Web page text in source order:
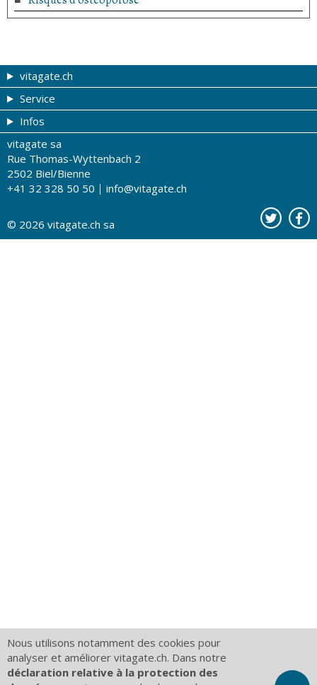
vitagate.ch
Forme et beauté
Thèmes de A à Z
Thérapies
La santé sur les ondes
Tests de santé
Service
Coupons
Tribune du droguiste
Recherche de drogueries
Drogueries partenaires
Contact
Infos
Impressum
Conditions d'utilisation
A notre sujet
Publicité sur vitagate.ch
vitagate sa
Rue Thomas-Wyttenbach 2
2502 Biel/Bienne
+41 32 328 50 50
info@vitagate.ch
© 2026 vitagate.ch sa
Nous utilisons notamment des cookies pour
analyser et améliorer vitagate.ch. Dans notre
déclaration relative à la protection des